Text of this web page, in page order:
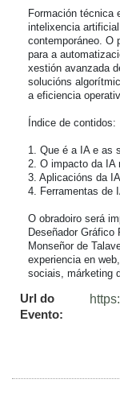
Formación técnica
intelixencia
contemporáneo. O
para a
xestión avanzada
solucións
a eficiencia
Índice de contidos:
1. Que é a IA e as
2. O impacto da IA
3. Aplicacións da
4. Ferramentas de
O obradoiro será
Deseñador Gráfico
Monseñor de
experiencia en
sociais, márketing
Url do
Evento: